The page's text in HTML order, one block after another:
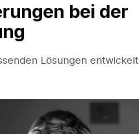
bei der
Lösungen entwickelt